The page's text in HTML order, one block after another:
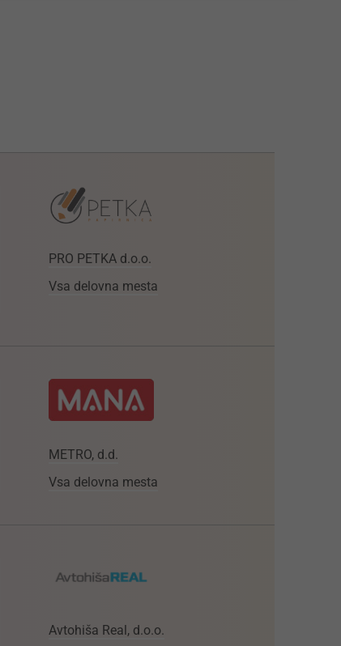
PRO PETKA d.o.o.
Vsa delovna mesta
METRO, d.d.
Vsa delovna mesta
Avtohiša Real, d.o.o.